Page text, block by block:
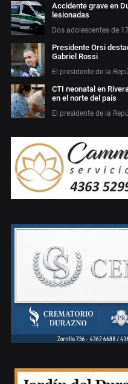
Accidente grave en
lesionadas
Dos adolescentes de
Presidente Orsi
Gabriel Rossi
El presidente de la
CTI neonatal en
en el norte del país
El presidente de la